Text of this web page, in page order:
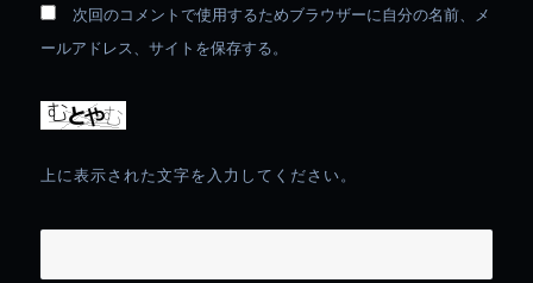
次回のコメントで使用するためブラウザーに自分の名前、メ
ールアドレス、サイトを保存する。
上に表示された文字を入力してください。